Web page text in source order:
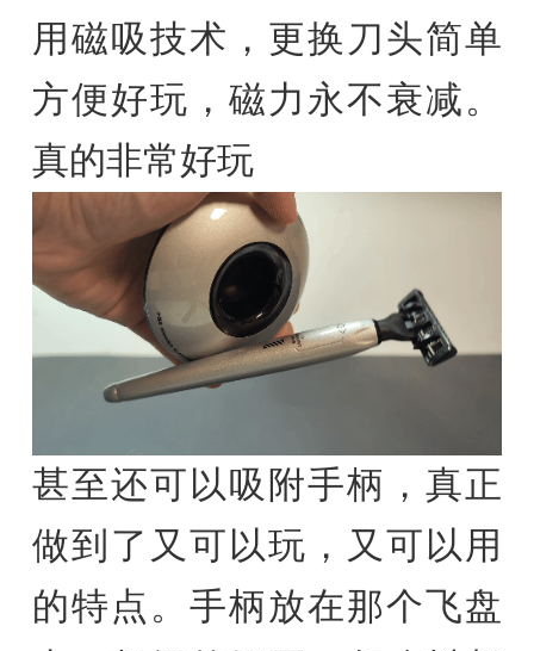
用磁吸技术，更换刀头简单
方便好玩，磁力永不衰减。
真的非常好玩
甚至还可以吸附手柄，真正
做到了又可以玩，又可以用
的特点。手柄放在那个飞盘